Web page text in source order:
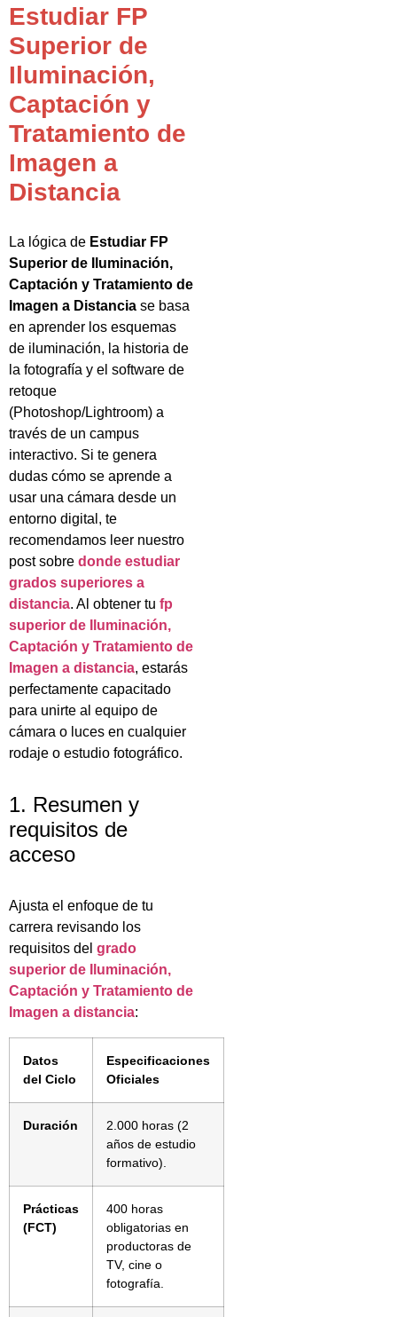
Estudiar FP
Superior de
Iluminación,
Captación y
Tratamiento de
Imagen a
Distancia
La lógica de Estudiar FP
Superior de Iluminación,
Captación y Tratamiento de
Imagen a Distancia se basa
en aprender los esquemas
de iluminación, la historia de
la fotografía y el software de
retoque
(Photoshop/Lightroom) a
través de un campus
interactivo. Si te genera
dudas cómo se aprende a
usar una cámara desde un
entorno digital, te
recomendamos leer nuestro
post sobre donde estudiar
grados superiores a
distancia. Al obtener tu fp
superior de Iluminación,
Captación y Tratamiento de
Imagen a distancia, estarás
perfectamente capacitado
para unirte al equipo de
cámara o luces en cualquier
rodaje o estudio fotográfico.
1. Resumen y
requisitos de
acceso
Ajusta el enfoque de tu
carrera revisando los
requisitos del grado
superior de Iluminación,
Captación y Tratamiento de
Imagen a distancia:
Datos
del Ciclo
Especificaciones
Oficiales
Duración
2.000 horas (2
años de estudio
formativo).
Prácticas
(FCT)
400 horas
obligatorias en
productoras de
TV, cine o
fotografía.